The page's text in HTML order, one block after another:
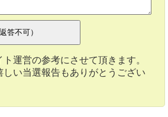
運営の参考にさせて頂きます。
しい当選報告もありがとうござい